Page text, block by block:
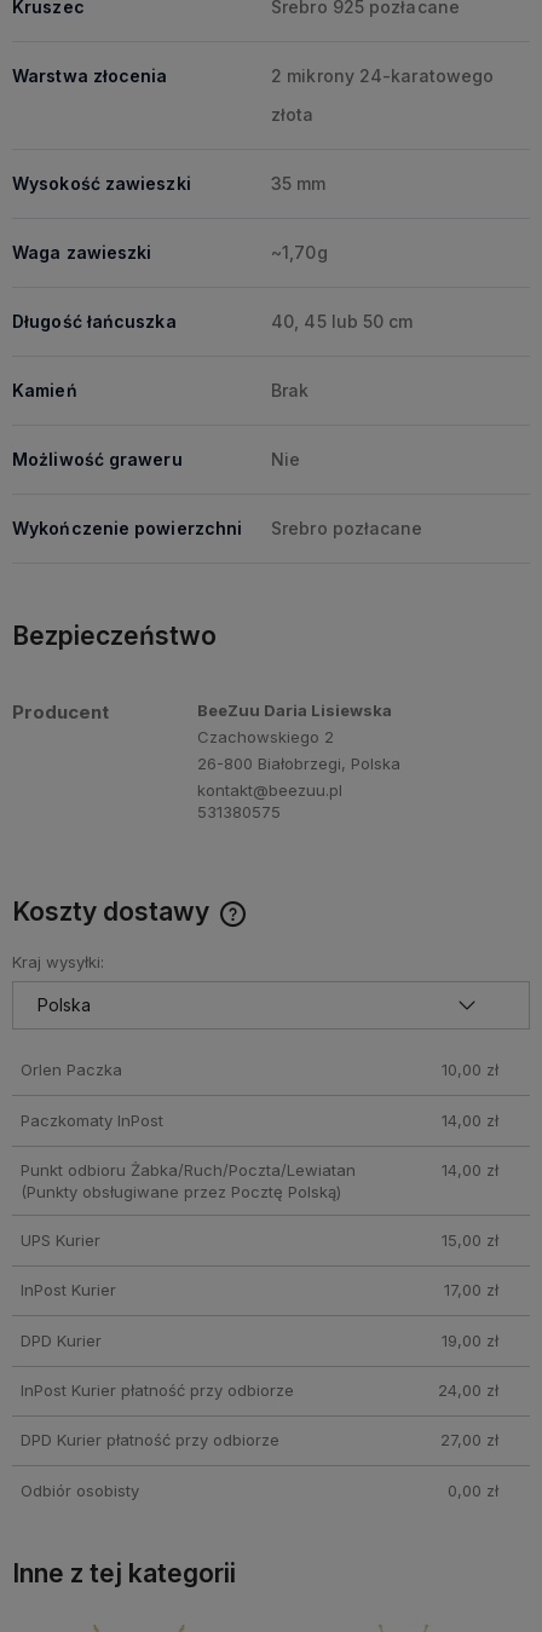
Kruszec Srebro 925 pozłacane
Warstwa złocenia
2 mikrony 24-karatowego
złota
Wysokość zawieszki 35 mm
Waga zawieszki ~1,70g
Długość łańcuszka 40, 45 lub 50 cm
Kamień Brak
Możliwość graweru Nie
Wykończenie powierzchni Srebro pozłacane
Bezpieczeństwo
Producent
BeeZuu Daria Lisiewska
Czachowskiego 2
26-800 Białobrzegi, Polska
kontakt@beezuu.pl
531380575
Koszty dostawy
Kraj wysyłki:
Orlen Paczka 10,00 zł
Paczkomaty InPost 14,00 zł
Punkt odbioru Żabka/Ruch/Poczta/Lewiatan
(Punkty obsługiwane przez Pocztę Polską)
14,00 zł
UPS Kurier 15,00 zł
InPost Kurier 17,00 zł
DPD Kurier 19,00 zł
InPost Kurier płatność przy odbiorze 24,00 zł
DPD Kurier płatność przy odbiorze 27,00 zł
Odbiór osobisty 0,00 zł
Inne z tej kategorii